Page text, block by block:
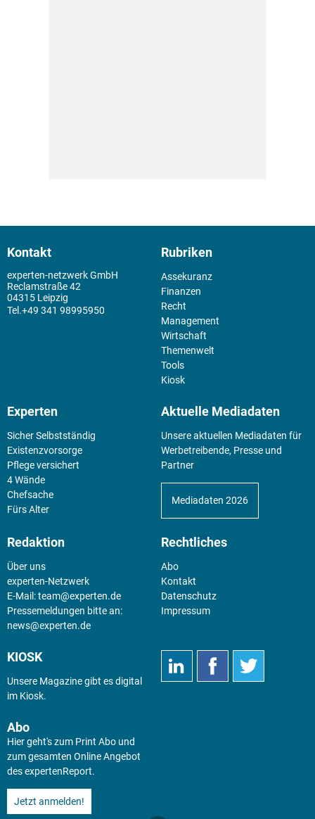
Kontakt
experten-netzwerk GmbH
Reclamstraße 42
04315 Leipzig
+49 341 98995950
Rubriken
Assekuranz
Finanzen
Recht
Management
Wirtschaft
Themenwelt
Tools
Kiosk
Experten
Sicher Selbstständig
Existenz­vorsorge
Pflege versichert
4 Wände
Chefsache
Fürs Alter
Aktuelle Mediadaten
Unsere aktuellen Mediadaten für
Werbetreibende, Presse und
Partner
Mediadaten 2026
Redaktion
Über uns
experten-Netzwerk
E-Mail:team@experten.de
Pressemeldungen bitte an:
news@experten.de
Rechtliches
Abo
Kontakt
Datenschutz
Impressum
KIOSK
Unsere Magazine gibt es digital
im Kiosk.
Abo
Hier geht's zum Print Abo und
zum gesamten Online Angebot
des expertenReport.
Jetzt anmelden!